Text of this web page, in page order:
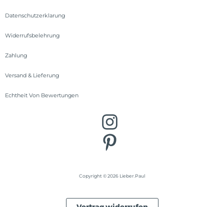
Datenschutzerklarung
Widerrufsbelehrung
Zahlung
Versand & Lieferung
Echtheit Von Bewertungen
Copyright © 2026 Lieber.Paul